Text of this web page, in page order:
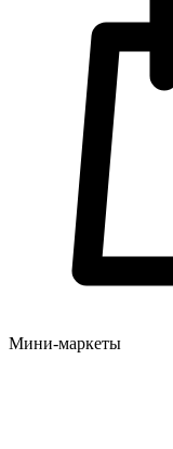
Мини-маркеты